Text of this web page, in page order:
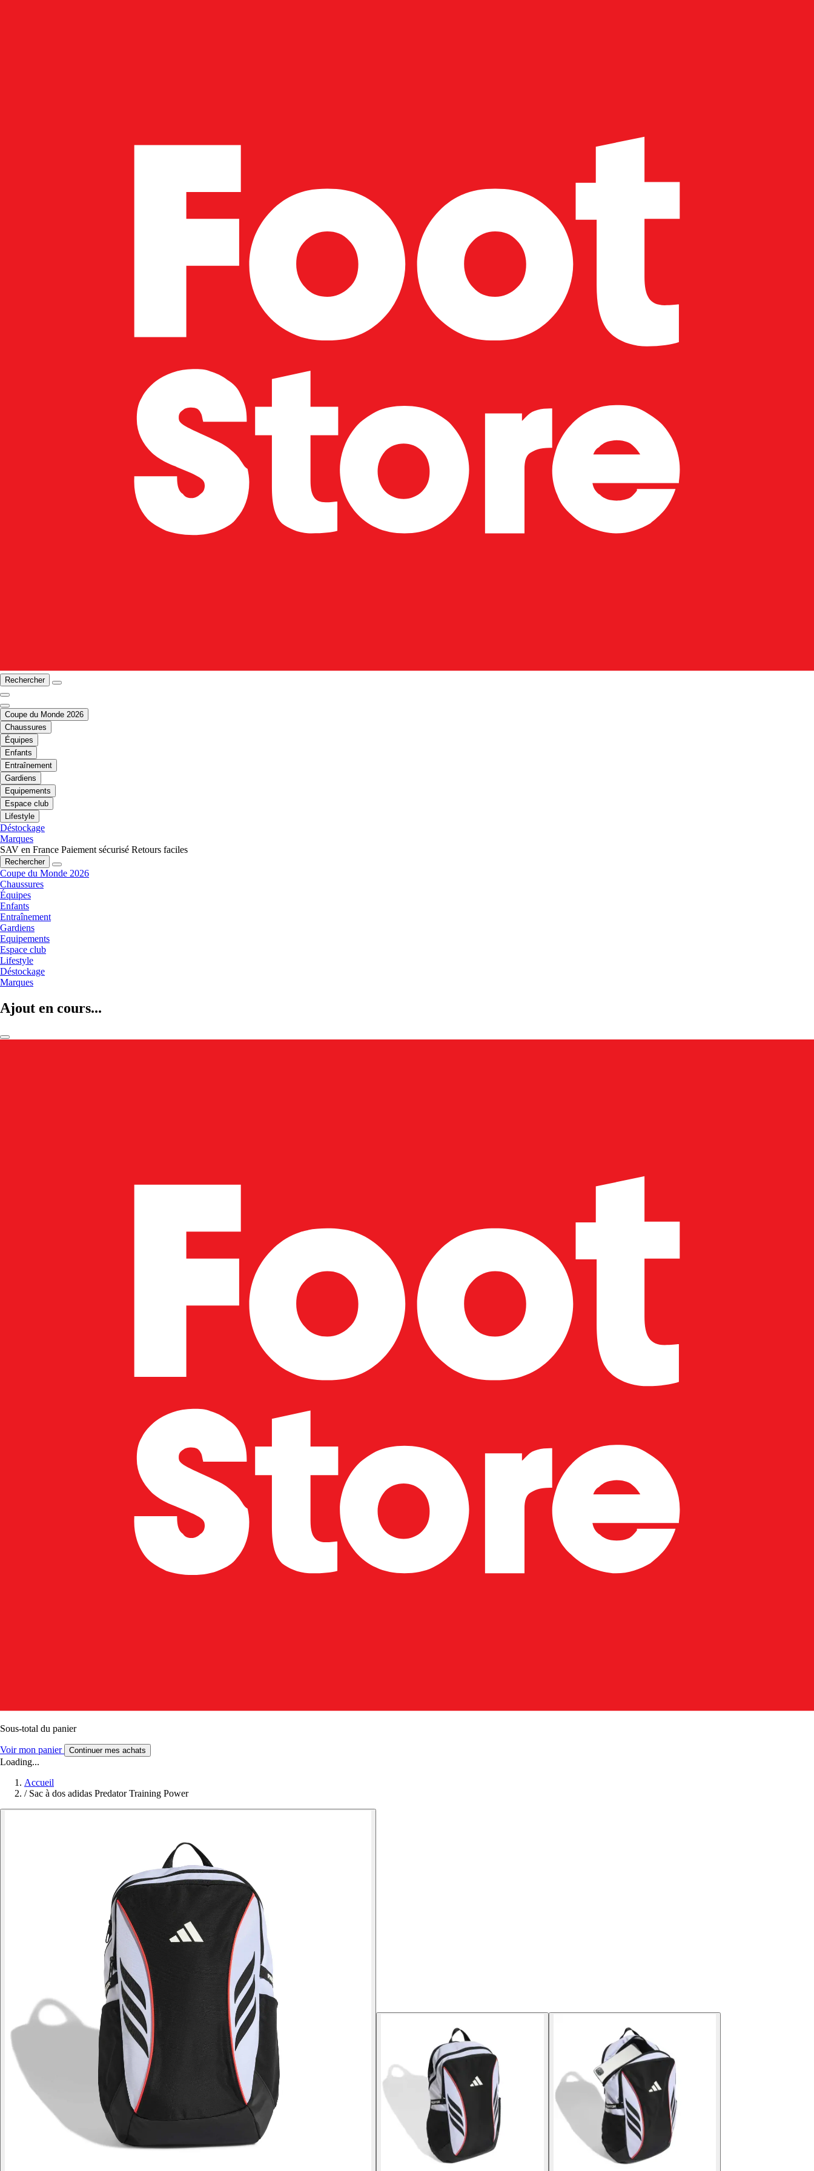
Rechercher
Coupe du Monde 2026
Chaussures
Équipes
Enfants
Entraînement
Gardiens
Equipements
Espace club
Lifestyle
Déstockage
Marques
SAV en France Paiement sécurisé Retours faciles
Rechercher
Coupe du Monde 2026
Chaussures
Équipes
Enfants
Entraînement
Gardiens
Equipements
Espace club
Lifestyle
Déstockage
Marques
Ajout en cours...
Sous-total du panier
Voir mon panier Continuer mes achats
Loading...
Accueil
/ Sac à dos adidas Predator Training Power